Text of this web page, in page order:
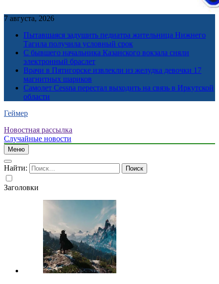
7 августа, 2026
Пытавшаяся задушить педиатра жительница Нижнего
Тагила получила условный срок
С бывшего начальника Казанского вокзала сняли
электронный браслет
Врачи в Пятигорске извлекли из желудка девочки 17
магнитных шариков
Самолет Cessna перестал выходить на связь в Иркутской
области
Геймер
Новостная рассылка
Случайные новости
Меню
Найти:
Заголовки